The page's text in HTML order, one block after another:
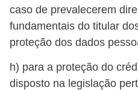
caso de prevalecerem
fundamentais do titular
proteção dos dados
h) para a proteção do
disposto na legislação